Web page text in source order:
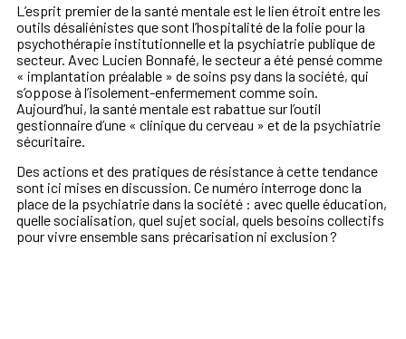
L’esprit premier de la santé mentale est le lien étroit entre les
outils désaliénistes que sont l’hospitalité de la folie pour la
psychothérapie institutionnelle et la psychiatrie publique de
secteur. Avec Lucien Bonnafé, le secteur a été pensé comme
« implantation préalable » de soins psy dans la société, qui
s’oppose à l’isolement-enfermement comme soin.
Aujourd’hui, la santé mentale est rabattue sur l’outil
gestionnaire d’une « clinique du cerveau » et de la psychiatrie
sécuritaire.
Des actions et des pratiques de résistance à cette tendance
sont ici mises en discussion. Ce numéro interroge donc la
place de la psychiatrie dans la société : avec quelle éducation,
quelle socialisation, quel sujet social, quels besoins collectifs
pour vivre ensemble sans précarisation ni exclusion ?